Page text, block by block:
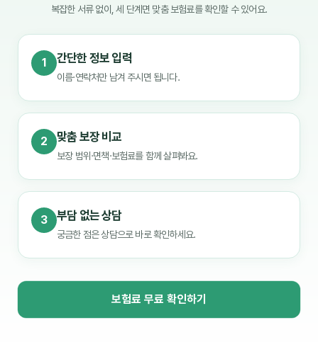
복잡한 서류 없이, 세 단계면 맞춤 보험료를 확인할 수 있어요.
1 간단한 정보 입력
이름·연락처만 남겨 주시면 됩니다.
2 맞춤 보장 비교
보장 범위·면책·보험료를 함께 살펴봐요.
3 부담 없는 상담
궁금한 점은 상담으로 바로 확인하세요.
보험료 무료 확인하기